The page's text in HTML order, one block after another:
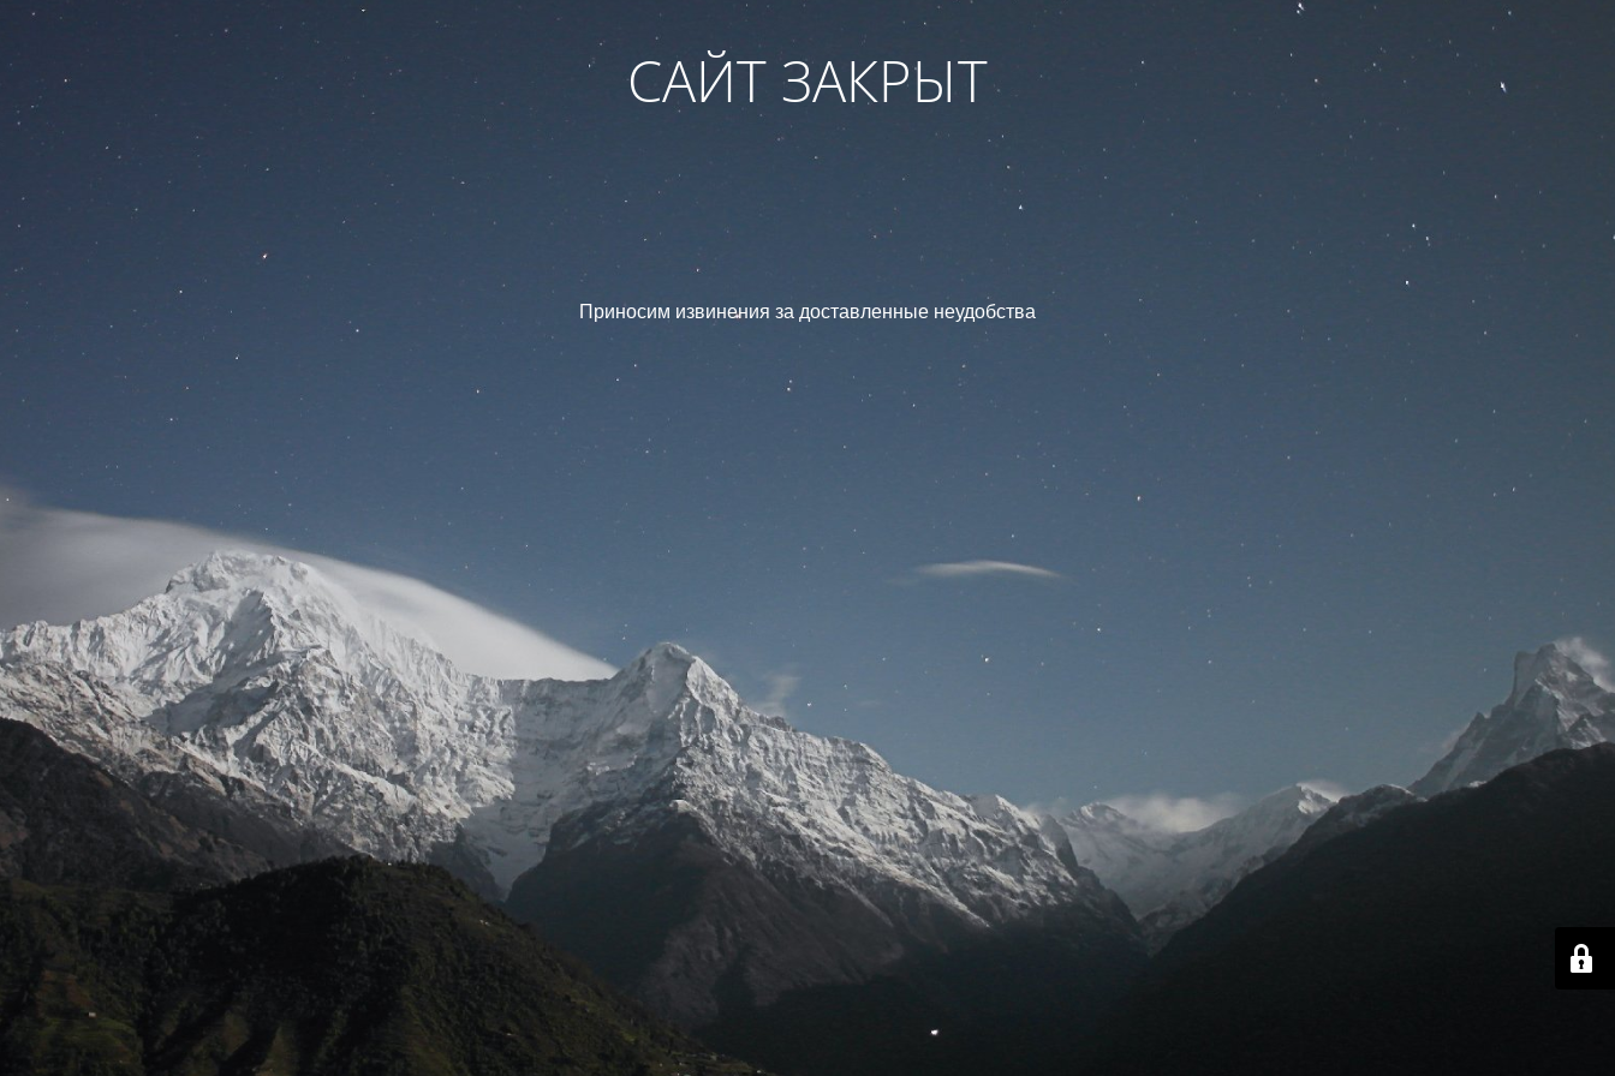
САЙТ ЗАКРЫТ
Приносим извинения за доставленные неудобства